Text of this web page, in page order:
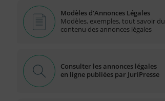
Modèles d'Annonces Légales
Modèles, exemples, tout savoir du
contenu des annonces légales
Consulter les annonces légales
en ligne publiées par JuriPresse